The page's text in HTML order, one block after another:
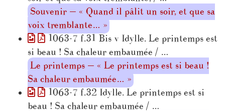
Souvenir — « Quand il pâlit un soir, et que sa
voix tremblante… »
1063-7 f.31 Bis v Idylle. Le printemps est
si beau ! Sa chaleur embaumée / …
Le printemps — « Le printemps est si beau !
Sa chaleur embaumée… »
1063-7 f.32 Idylle. Le printemps est si
beau ! Sa chaleur embaumée / …